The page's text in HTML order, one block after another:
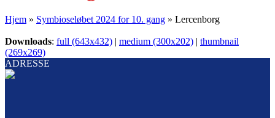
Hjem » Symbioseløbet 2024 for 10. gang » Lercenborg
Downloads: full (643x432) | medium (300x202) | thumbnail
(269x269)
ADRESSE